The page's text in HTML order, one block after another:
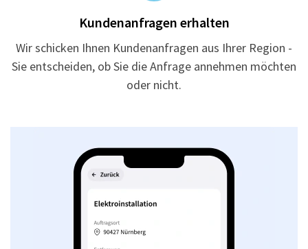
Kundenanfragen erhalten
Wir schicken Ihnen Kundenanfragen aus Ihrer Region -
Sie entscheiden, ob Sie die Anfrage annehmen möchten
oder nicht.